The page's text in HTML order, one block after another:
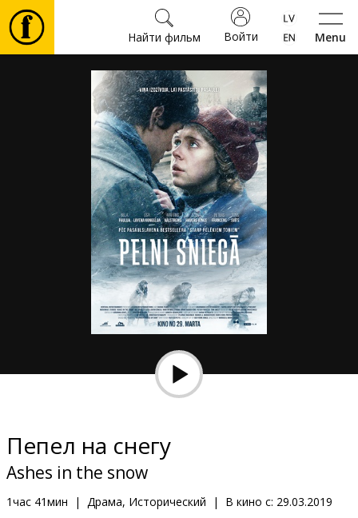
Menu
Войти
Найти фильм
Фильмы
Культура
Мероприятия
Новости
Подарки
Клуб
Пепел на снегу
Ashes in the snow
1час 41мин | Драма, Исторический | В кино с: 29.03.2019